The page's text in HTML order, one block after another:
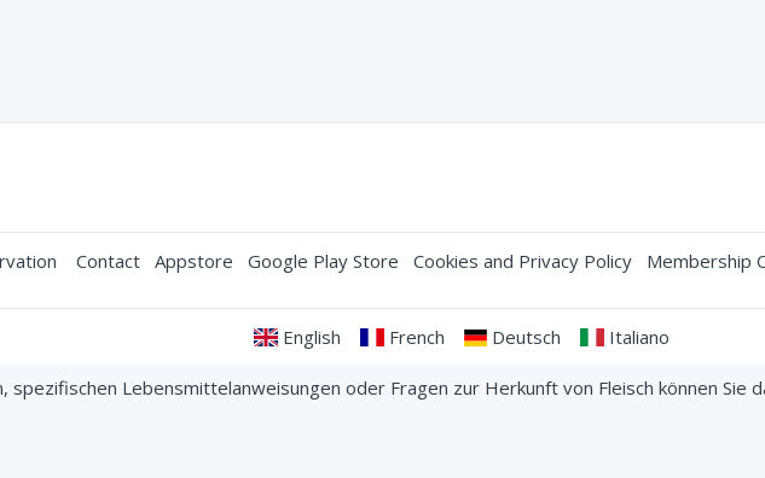
Contact Appstore Google Play Store Cookies and Privacy Policy Membership
English French Deutsch Italiano
spezifischen Lebensmittelanweisungen oder Fragen zur Herkunft von Fleisch können